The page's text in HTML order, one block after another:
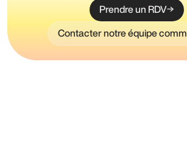
Prendre un RDV
Contacter notre équipe